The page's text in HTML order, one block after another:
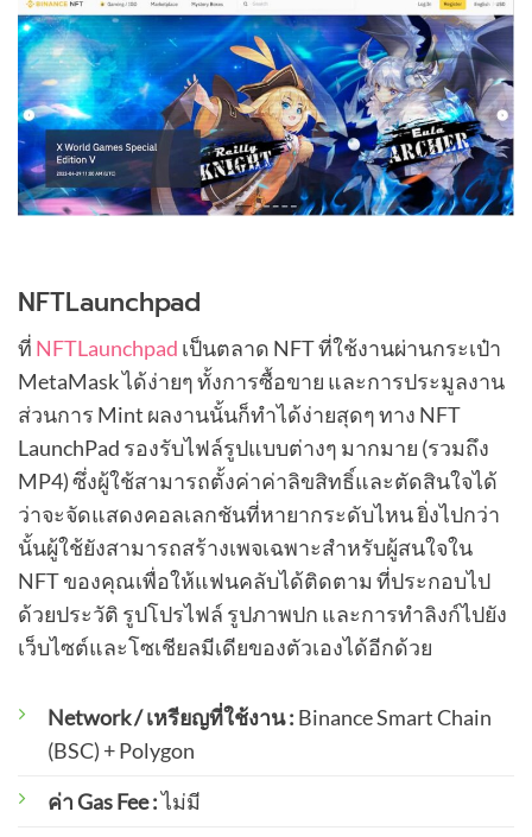
NFTLaunchpad
ที่ NFTLaunchpad เป็นตลาด NFT ที่ใช้งานผ่านกระเป๋า
MetaMask ได้ง่ายๆ ทั้งการซื้อขาย และการประมูลงาน
ส่วนการ Mint ผลงานนั้นก็ทำได้ง่ายสุดๆ ทาง NFT
LaunchPad รองรับไฟล์รูปแบบต่างๆ มากมาย (รวมถึง
MP4) ซึ่งผู้ใช้สามารถตั้งค่าค่าลิขสิทธิ์และตัดสินใจได้
ว่าจะจัดแสดงคอลเลกชันที่หายากระดับไหน ยิ่งไปกว่า
นั้นผู้ใช้ยังสามารถสร้างเพจเฉพาะสำหรับผู้สนใจใน
NFT ของคุณเพื่อให้แฟนคลับได้ติดตาม ที่ประกอบไป
ด้วยประวัติ รูปโปรไฟล์ รูปภาพปก และการทำลิงก์ไปยัง
เว็บไซต์และโซเชียลมีเดียของตัวเองได้อีกด้วย
Network / เหรียญที่ใช้งาน : Binance Smart Chain
(BSC) + Polygon
ค่า Gas Fee :ไม่มี